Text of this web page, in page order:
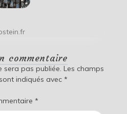
commentaire
sera pas publiée. Les champs
indiqués avec *
*